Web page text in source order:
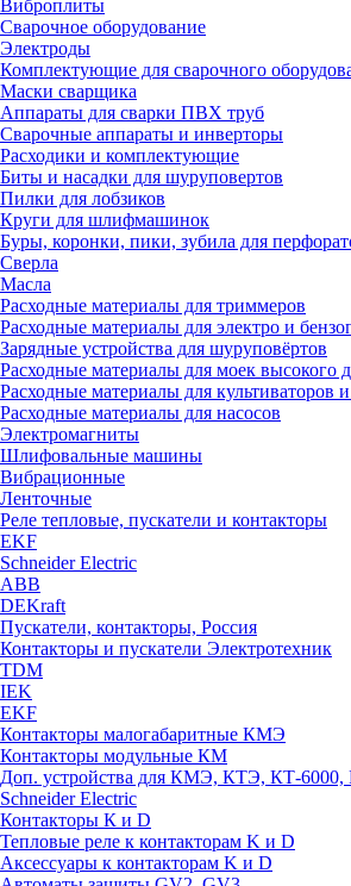
Виброплиты
Сварочное оборудование
Электроды
Комплектующие для сварочного
Маски сварщика
Аппараты для сварки ПВХ труб
Сварочные аппараты и инверторы
Расходики и комплектующие
Биты и насадки для шуруповертов
Пилки для лобзиков
Круги для шлифмашинок
Буры, коронки, пики, зубила для
Сверла
Масла
Расходные материалы для триммеров
Расходные материалы для электро и
Зарядные устройства для шуруповёртов
Расходные материалы для моек высокого
Расходные материалы для культиваторов
Расходные материалы для насосов
Электромагниты
Шлифовальные машины
Вибрационные
Ленточные
Реле тепловые, пускатели и контакторы
EKF
Schneider Electric
ABB
DEKraft
Пускатели, контакторы, Россия
Контакторы и пускатели Электротехник
TDM
IEK
EKF
Контакторы малогабаритные КМЭ
Контакторы модульные КМ
Доп. устройства для КМЭ, КТЭ, КТ-6000,
Schneider Electric
Контакторы К и D
Тепловые реле к контакторам K и D
Аксессуары к контакторам K и D